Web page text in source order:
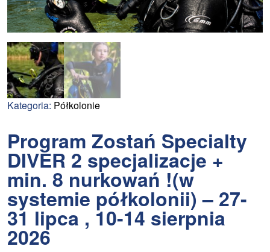
Kategoria: Półkolonie
Program Zostań Specialty
DIVER 2 specjalizacje +
min. 8 nurkowań !(w
systemie półkolonii) – 27-
31 lipca , 10-14 sierpnia
2026